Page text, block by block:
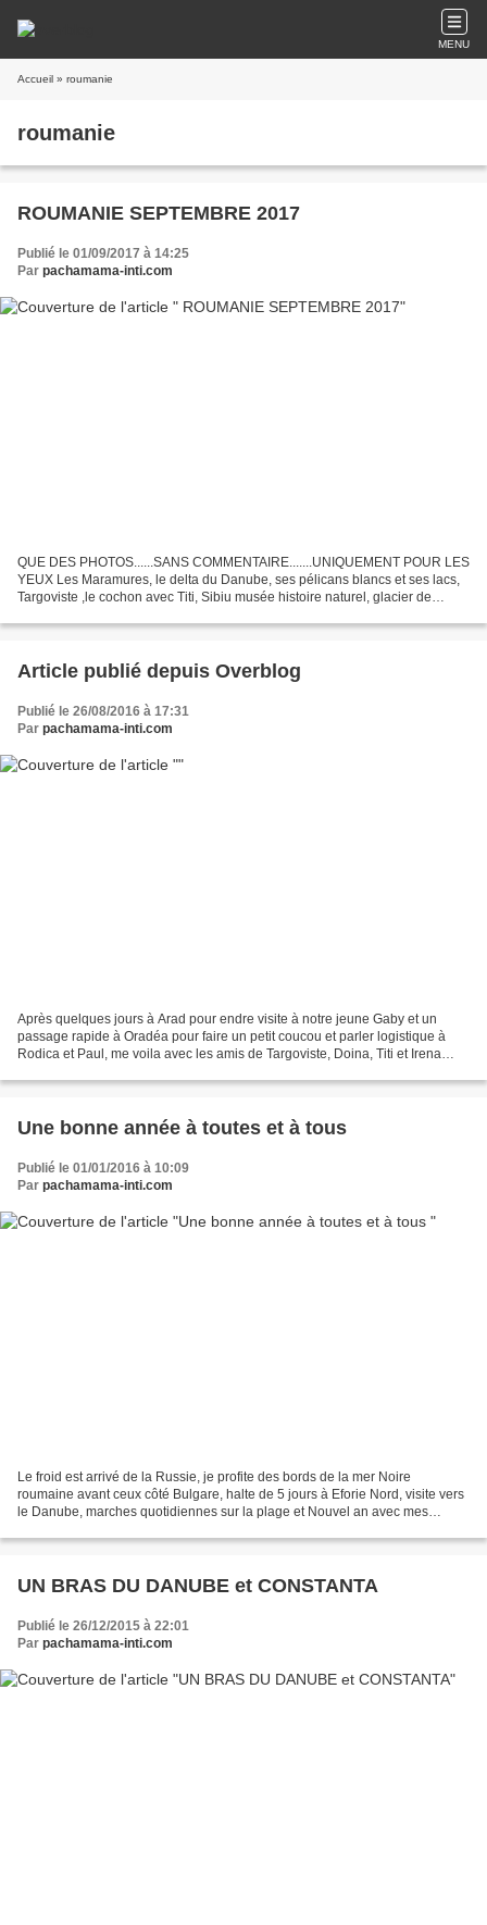
MENU
Accueil » roumanie
roumanie
ROUMANIE SEPTEMBRE 2017
Publié le 01/09/2017 à 14:25
Par pachamama-inti.com
QUE DES PHOTOS......SANS COMMENTAIRE.......UNIQUEMENT POUR LES
YEUX Les Maramures, le delta du Danube, ses pélicans blancs et ses lacs,
Targoviste ,le cochon avec Titi, Sibiu musée histoire naturel, glacier de
Article publié depuis Overblog
Publié le 26/08/2016 à 17:31
Par pachamama-inti.com
Après quelques jours à Arad pour endre visite à notre jeune Gaby et un
passage rapide à Oradéa pour faire un petit coucou et parler logistique à
Rodica et Paul, me voila avec les amis de Targoviste, Doina, Titi et Irena
Une bonne année à toutes et à tous
Publié le 01/01/2016 à 10:09
Par pachamama-inti.com
Le froid est arrivé de la Russie, je profite des bords de la mer Noire
roumaine avant ceux côté Bulgare, halte de 5 jours à Eforie Nord, visite vers
le Danube, marches quotidiennes sur la plage et Nouvel an avec mes
UN BRAS DU DANUBE et CONSTANTA
Publié le 26/12/2015 à 22:01
Par pachamama-inti.com